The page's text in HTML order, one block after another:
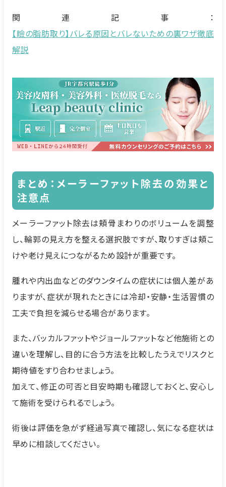
関連記事：
【瞼の脂肪取り】バレる原因とバレないための裏ワザ徹底
解説
まとめ：メーラーファット除去の効果と
注意点
メーラーファット除去は頬骨まわりのボリュームを調整
し、輪郭の見え方を整える選択肢ですが、取りすぎは頬こ
けや老け見えにつながるため設計が重要です。
腫れや内出血などのダウンタイムの症状には個人差があ
りますが、症状が現れたときには冷却・安静・生活習慣の
工夫で負担を減らせる場合があります。
また、バッカルファットやジョールファットなど他施術との
違いを理解し、目的に合う方法を比較したうえでリスクと
期待値をすり合わせましょう。
加えて、修正の可否と目安時期も確認しておくと、安心し
て施術を受けられるでしょう。
術後は評価を急がず経過写真で確認し、気になる症状は
早めに相談してください。